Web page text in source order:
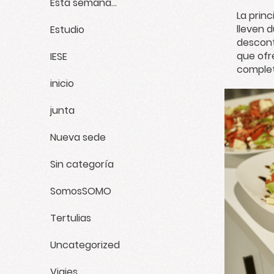
Estudio
IESE
inicio
junta
Nueva sede
Sin categoría
SomosSOMO
Tertulias
Uncategorized
La
lleven
que